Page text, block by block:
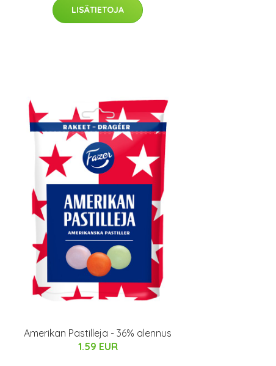
LISÄTIETOJA
Amerikan Pastilleja - 36% alennus
1.59 EUR